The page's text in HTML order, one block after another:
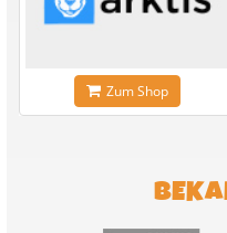
Zum Shop